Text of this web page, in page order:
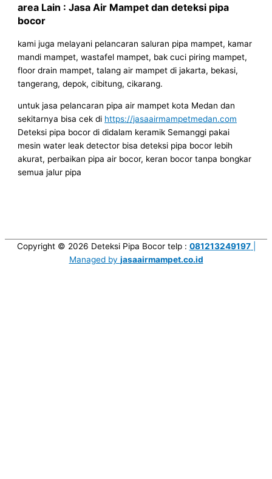
area Lain : Jasa Air Mampet dan deteksi pipa
bocor
kami juga melayani pelancaran saluran pipa mampet, kamar
mandi mampet, wastafel mampet, bak cuci piring mampet,
floor drain mampet, talang air mampet di jakarta, bekasi,
tangerang, depok, cibitung, cikarang.
untuk jasa pelancaran pipa air mampet kota Medan dan
sekitarnya bisa cek di https://jasaairmampetmedan.com
Deteksi pipa bocor di didalam keramik Semanggi pakai
mesin water leak detector bisa deteksi pipa bocor lebih
akurat, perbaikan pipa air bocor, keran bocor tanpa bongkar
semua jalur pipa
Copyright © 2026 Deteksi Pipa Bocortelp : 081213249197|
Managed by jasaairmampet.co.id